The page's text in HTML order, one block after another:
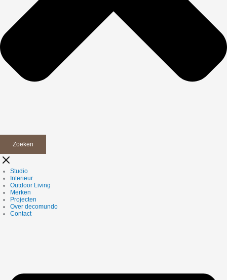
Zoeken
Studio
Interieur
Outdoor Living
Merken
Projecten
Over decomundo
Contact